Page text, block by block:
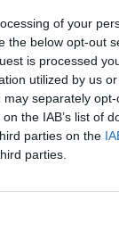
of your
the below opt-out
is processed
utilized by us
separately
the IAB’s list of
parties on the
parties.
ha
di